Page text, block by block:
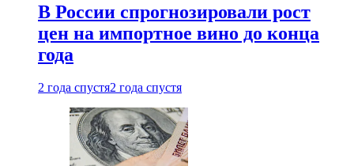
В России спрогнозировали рост
цен на импортное вино до конца
года
2 года спустя2 года спустя